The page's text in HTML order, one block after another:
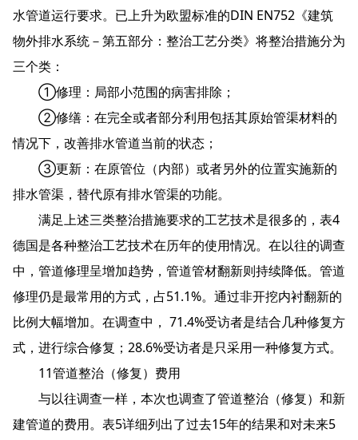
水管道运行要求。已上升为欧盟标准的DIN EN752《建筑
物外排水系统－第五部分：整治工艺分类》将整治措施分为
三个类：
①修理：局部小范围的病害排除；
②修缮：在完全或者部分利用包括其原始管渠材料的
情况下，改善排水管道当前的状态；
③更新：在原管位（内部）或者另外的位置实施新的
排水管渠，替代原有排水管渠的功能。
满足上述三类整治措施要求的工艺技术是很多的，表4
德国是各种整治工艺技术在历年的使用情况。在以往的调查
中，管道修理呈增加趋势，管道管材翻新则持续降低。管道
修理仍是最常用的方式，占51.1%。通过非开挖内衬翻新的
比例大幅增加。在调查中， 71.4%受访者是结合几种修复方
式，进行综合修复；28.6%受访者是只采用一种修复方式。
11管道整治（修复）费用
与以往调查一样，本次也调查了管道整治（修复）和新
建管道的费用。表5详细列出了过去15年的结果和对未来5